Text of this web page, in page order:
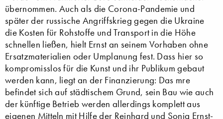
übernommen. Auch als die Corona-Pandemie und
später der russische Angriffskrieg gegen die Ukraine
die Kosten für Rohstoffe und Transport in die Höhe
schnellen ließen, hielt Ernst an seinem Vorhaben ohne
Ersatzmaterialien oder Umplanung fest. Dass hier so
kompromisslos für die Kunst und ihr Publikum gebaut
werden kann, liegt an der Finanzierung: Das mre
befindet sich auf städtischem Grund, sein Bau wie auch
der künftige Betrieb werden allerdings komplett aus
eigenen Mitteln mit Hilfe der Reinhard und Sonja Ernst-